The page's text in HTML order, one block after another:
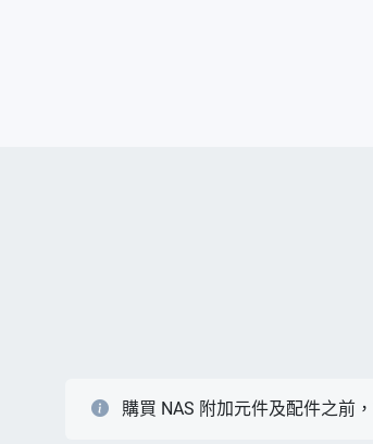
購買 NAS 附加元件及配件之前